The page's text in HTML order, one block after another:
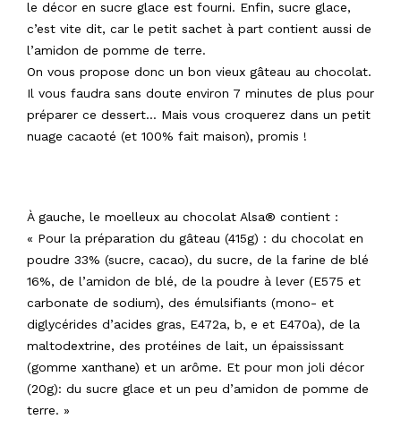
le décor en sucre glace est fourni. Enfin, sucre glace,
c’est vite dit, car le petit sachet à part contient aussi de
l’amidon de pomme de terre.
On vous propose donc un bon vieux gâteau au chocolat.
Il vous faudra sans doute environ 7 minutes de plus pour
préparer ce dessert… Mais vous croquerez dans un petit
nuage cacaoté (et 100% fait maison), promis !
À gauche, le moelleux au chocolat Alsa® contient :
« Pour la préparation du gâteau (415g) : du chocolat en
poudre 33% (sucre, cacao), du sucre, de la farine de blé
16%, de l’amidon de blé, de la poudre à lever (E575 et
carbonate de sodium), des émulsifiants (mono- et
diglycérides d’acides gras, E472a, b, e et E470a), de la
maltodextrine, des protéines de lait, un épaississant
(gomme xanthane) et un arôme. Et pour mon joli décor
(20g): du sucre glace et un peu d’amidon de pomme de
terre. »